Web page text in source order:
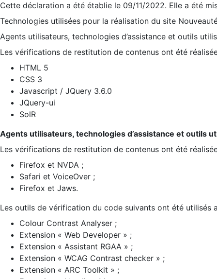
Cette déclaration a été établie le 09/11/2022. Elle a été
Technologies utilisées pour la réalisation du site
Agents utilisateurs, technologies d’assistance et outils
Les vérifications de restitution de contenus ont été
HTML 5
CSS 3
Javascript / JQuery 3.6.0
JQuery-ui
SolR
Agents utilisateurs, technologies d’assistance et outils
Les vérifications de restitution de contenus ont été
Firefox et NVDA ;
Safari et VoiceOver ;
Firefox et Jaws.
Les outils de vérification du code suivants ont été utilisés
Colour Contrast Analyser ;
Extension « Web Developer » ;
Extension « Assistant RGAA » ;
Extension « WCAG Contrast checker » ;
Extension « ARC Toolkit » ;